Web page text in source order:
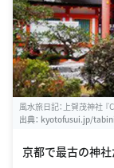
風水旅日記：上賀茂神社 『
出典： kyotofusui.jp/
京都で最古の神社